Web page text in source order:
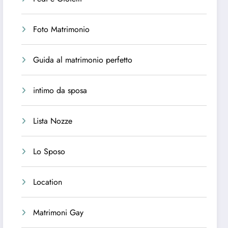
Foto Matrimonio
Guida al matrimonio perfetto
intimo da sposa
Lista Nozze
Lo Sposo
Location
Matrimoni Gay